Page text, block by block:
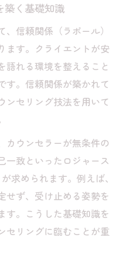
築く基礎知識
信頼関係（ラポール）
ます。クライエントが安
語れる環境を整えること
す。信頼関係が築かれて
ンセリング技法を用いて
カウンセラーが無条件の
一致といったロジャース
求められます。例えば、
せず、受け止める姿勢を
す。こうした基礎知識を
セリングに臨むことが重